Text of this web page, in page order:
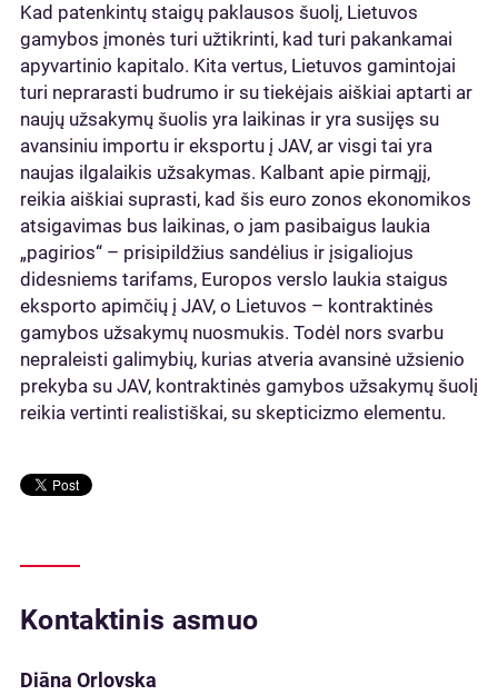
Kad patenkintų staigų paklausos šuolį, Lietuvos
gamybos įmonės turi užtikrinti, kad turi pakankamai
apyvartinio kapitalo. Kita vertus, Lietuvos gamintojai
turi neprarasti budrumo ir su tiekėjais aiškiai aptarti ar
naujų užsakymų šuolis yra laikinas ir yra susijęs su
avansiniu importu ir eksportu į JAV, ar visgi tai yra
naujas ilgalaikis užsakymas. Kalbant apie pirmąjį,
reikia aiškiai suprasti, kad šis euro zonos ekonomikos
atsigavimas bus laikinas, o jam pasibaigus laukia
„pagirios“ – prisipildžius sandėlius ir įsigaliojus
didesniems tarifams, Europos verslo laukia staigus
eksporto apimčių į JAV, o Lietuvos – kontraktinės
gamybos užsakymų nuosmukis. Todėl nors svarbu
nepraleisti galimybių, kurias atveria avansinė užsienio
prekyba su JAV, kontraktinės gamybos užsakymų šuolį
reikia vertinti realistiškai, su skepticizmo elementu.
Kontaktinis asmuo
Diāna Orlovska